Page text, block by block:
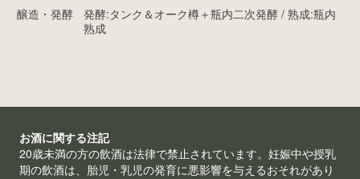
醸造・発酵
発酵:タンク＆オーク樽＋瓶内二次発酵 / 熟成:瓶内
熟成
お酒に関する注記
20歳未満の方の飲酒は法律で禁止されています。妊娠中や授乳
期の飲酒は、胎児・乳児の発育に悪影響を与えるおそれがあり